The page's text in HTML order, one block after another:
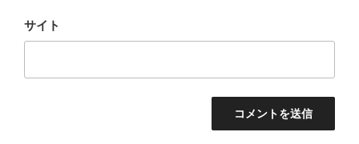
サイト